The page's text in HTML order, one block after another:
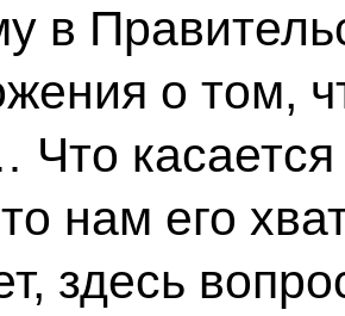
в
о том,
Что касается
нам его
здесь